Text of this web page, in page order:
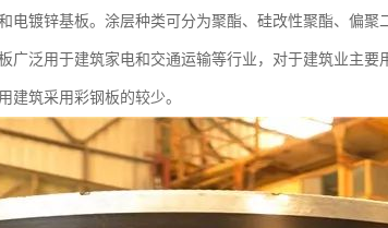
电镀锌基板。涂层种类可分为聚酯、硅改性聚酯、偏聚
广泛用于建筑家电和交通运输等行业，对于建筑业主
建筑采用彩钢板的较少。